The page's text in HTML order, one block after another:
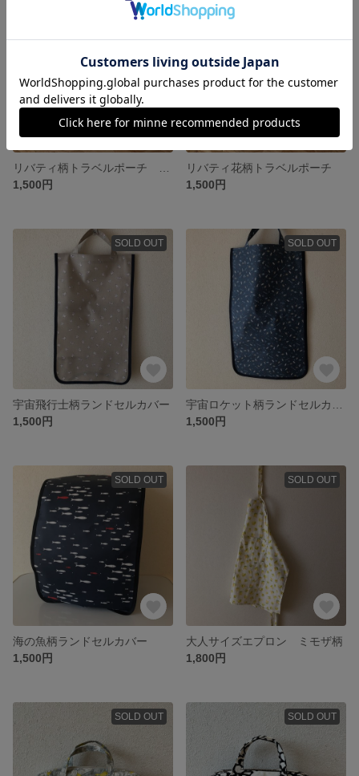
SOLD OUT
1,500円
リバティ花柄トラベルポーチ
1,500円
SOLD OUT
宇宙飛行士柄ランドセルカバー
1,500円
SOLD OUT
1,500円
SOLD OUT
海の魚柄ランドセルカバー
1,500円
SOLD OUT
大人サイズエプロン ミモザ柄
1,800円
SOLD OUT SOLD OUT